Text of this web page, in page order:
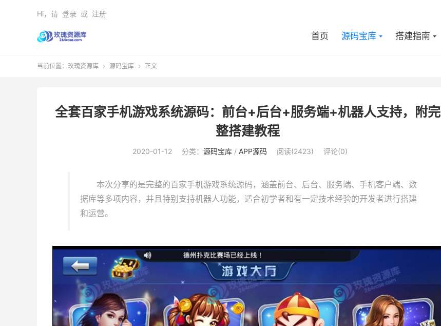
首页 源码宝库 搭建指南
Hi，请 登录 或 注册
当前位置： 玫瑰资源库  源码宝库  正文
全套百家手机游戏系统源码：前台+后台+服务端+机器人支持，附完
整搭建教程
2020-01-12 分类： 源码宝库/ APP源码 阅读(2423) 评论(0)
本次分享的是完整的百家手机游戏系统源码，涵盖前台、后台、服务端、手机客户端、数
据库等多项内容，并且特别支持机器人功能，适合初学者和有一定技术经验的开发者进行搭建
和运营。